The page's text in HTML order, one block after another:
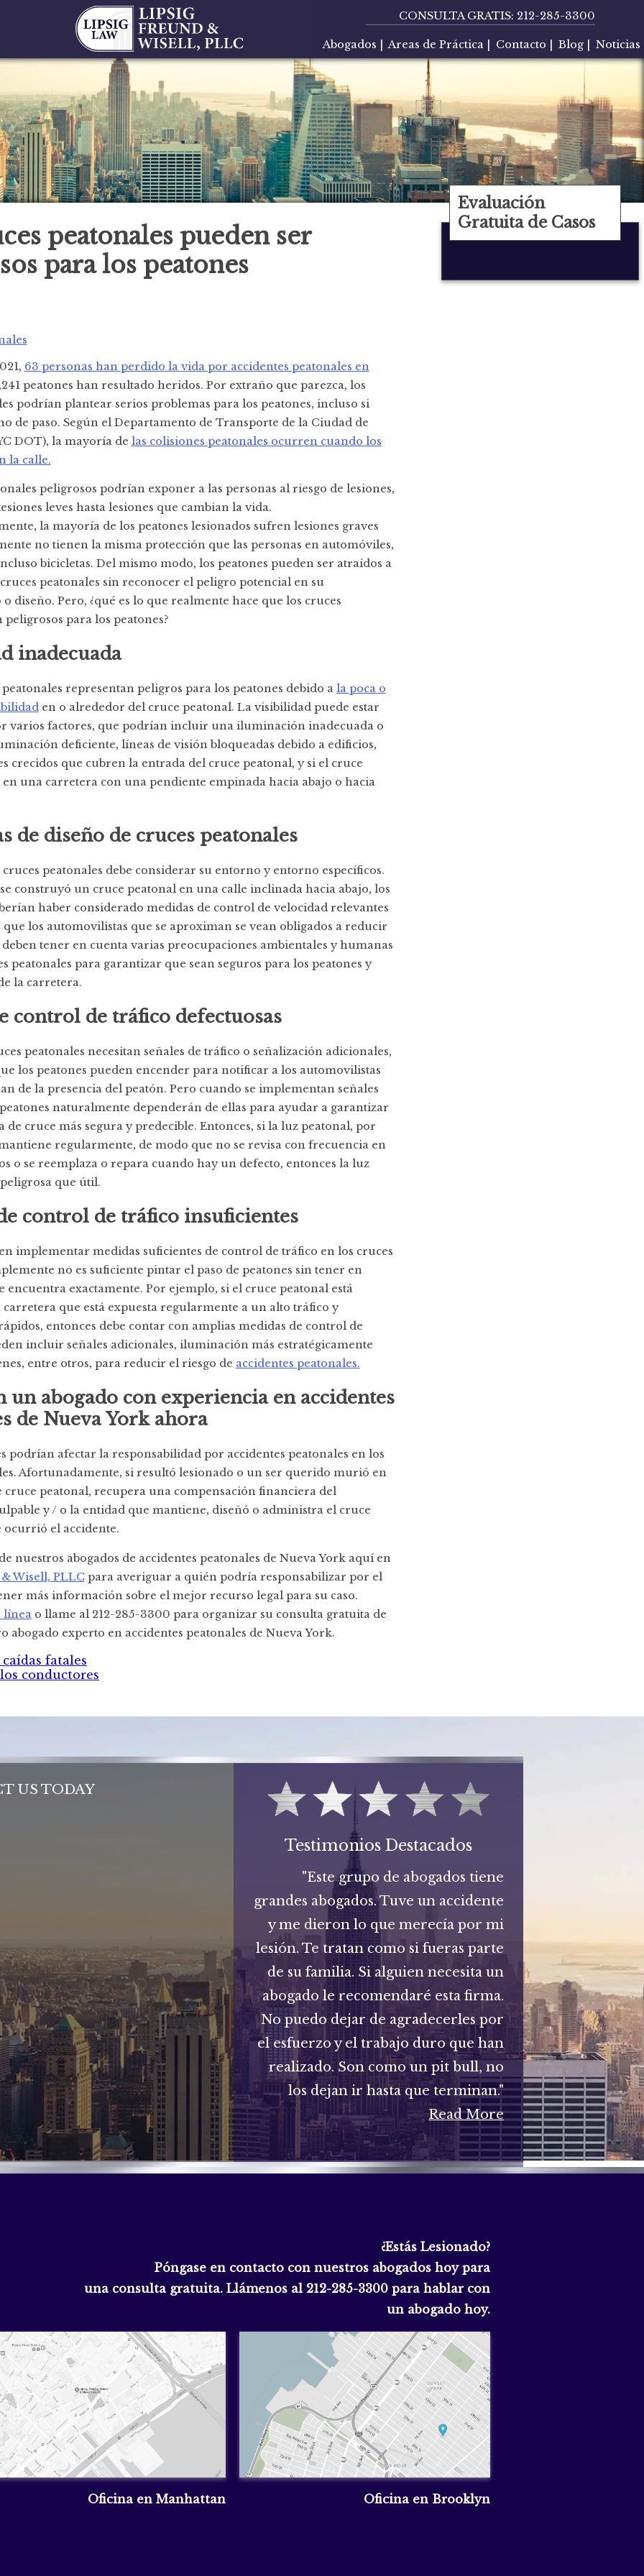
CONSULTA GRATIS: 212-285-3300
Abogados |Areas de Práctica| Contacto Blog| Noticias
Evaluación
Gratuita de Casos
peatonales pueden ser
para los peatones
63 personas han perdido la vida por accidentes peatonales en
peatones han resultado heridos. Por extraño que parezca, los
podrían plantear serios problemas para los peatones, incluso si
de paso. Según el Departamento de Transporte de la Ciudad de
DOT), la mayoría de las colisiones peatonales ocurren cuando los
la calle.
peligrosos podrían exponer a las personas al riesgo de lesiones,
leves hasta lesiones que cambian la vida.
la mayoría de los peatones lesionados sufren lesiones graves
no tienen la misma protección que las personas en automóviles,
bicicletas. Del mismo modo, los peatones pueden ser atraídos a
peatonales sin reconocer el peligro potencial en su
diseño. Pero, ¿qué es lo que realmente hace que los cruces
peligrosos para los peatones?
inadecuada
representan peligros para los peatones debido a la poca o
en o alrededor del cruce peatonal. La visibilidad puede estar
varios factores, que podrían incluir una iluminación inadecuada o
deficiente, líneas de visión bloqueadas debido a edificios,
crecidos que cubren la entrada del cruce peatonal, y si el cruce
en una carretera con una pendiente empinada hacia abajo o hacia
de diseño de cruces peatonales
cruces peatonales debe considerar su entorno y entorno específicos.
construyó un cruce peatonal en una calle inclinada hacia abajo, los
haber considerado medidas de control de velocidad relevantes
los automovilistas que se aproximan se vean obligados a reducir
deben tener en cuenta varias preocupaciones ambientales y humanas
peatonales para garantizar que sean seguros para los peatones y
la carretera.
control de tráfico defectuosas
peatonales necesitan señales de tráfico o señalización adicionales,
los peatones pueden encender para notificar a los automovilistas
de la presencia del peatón. Pero cuando se implementan señales
peatones naturalmente dependerán de ellas para ayudar a garantizar
de cruce más segura y predecible. Entonces, si la luz peatonal, por
regularmente, de modo que no se revisa con frecuencia en
o se reemplaza o repara cuando hay un defecto, entonces la luz
que útil.
control de tráfico insuficientes
implementar medidas suficientes de control de tráfico en los cruces
no es suficiente pintar el paso de peatones sin tener en
encuentra exactamente. Por ejemplo, si el cruce peatonal está
carretera que está expuesta regularmente a un alto tráfico y
entonces debe contar con amplias medidas de control de
incluir señales adicionales, iluminación más estratégicamente
entre otros, para reducir el riesgo de accidentes peatonales.
un abogado con experiencia en accidentes
de Nueva York ahora
podrían afectar la responsabilidad por accidentes peatonales en los
Afortunadamente, si resultó lesionado o un ser querido murió en
cruce peatonal, recupera una compensación financiera del
y / o la entidad que mantiene, diseñó o administra el cruce
ocurrió el accidente.
nuestros abogados de accidentes peatonales de Nueva York aquí en
Wisell, PLLC para averiguar a quién podría responsabilizar por el
más información sobre el mejor recurso legal para su caso.
líneao llame al 212-285-3300 para organizar su consulta gratuita de
abogado experto en accidentes peatonales de Nueva York.
fatales
conductores
US TODAY
Testimonios Destacados
"Este grupo de abogados tiene
grandes abogados. Tuve un accidente
y me dieron lo que merecía por mi
lesión. Te tratan como si fueras parte
de su familia. Si alguien necesita un
abogado le recomendaré esta firma.
No puedo dejar de agradecerles por
el esfuerzo y el trabajo duro que han
realizado. Son como un pit bull, no
los dejan ir hasta que terminan."
Read More
¿Estás Lesionado?
Póngase en contacto con nuestros abogados hoy para
una consulta gratuita. Llámenos al 212-285-3300 para hablar con
un abogado hoy.
Oficina en Manhattan Oficina en Brooklyn